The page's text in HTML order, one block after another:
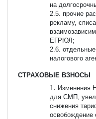
на
2.5. прочие
рекламу,
ЕГРЮЛ;
2.6.
налогового
СТРАХОВЫЕ ВЗНОСЫ
Изменения
для СМП,
снижения
освобождение